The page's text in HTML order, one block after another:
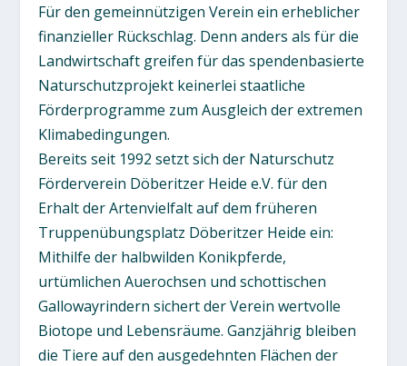
Für den gemeinnützigen Verein ein erheblicher
finanzieller Rückschlag. Denn anders als für die
Landwirtschaft greifen für das spendenbasierte
Naturschutzprojekt keinerlei staatliche
Förderprogramme zum Ausgleich der extremen
Klimabedingungen.
Bereits seit 1992 setzt sich der Naturschutz
Förderverein Döberitzer Heide e.V. für den
Erhalt der Artenvielfalt auf dem früheren
Truppenübungsplatz Döberitzer Heide ein:
Mithilfe der halbwilden Konikpferde,
urtümlichen Auerochsen und schottischen
Gallowayrindern sichert der Verein wertvolle
Biotope und Lebensräume. Ganzjährig bleiben
die Tiere auf den ausgedehnten Flächen der